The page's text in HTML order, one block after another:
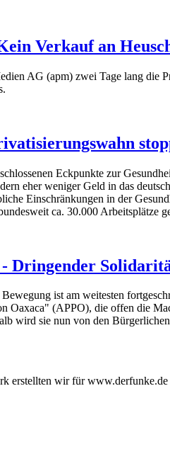
Verkauf an
AG (apm) zwei Tage lang die
Eckpunkte zur
eher weniger Geld in das
Einschränkungen in der
ca. 30.000 Arbeitsplätze
Dringender
ist am weitesten
Oaxaca" (APPO), die offen die
wird sie nun von den
erstellten wir für